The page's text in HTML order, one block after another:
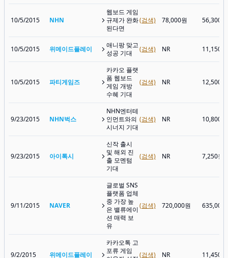
10/5/2015 NHN
웹보드 게임
규제가 완화
된다면
(검색) 78,000원 56,300원
10/5/2015 위메이드플레이
애니팡 맞고
성공 기대
(검색) NR 11,150원
10/5/2015 파티게임즈
카카오 플랫
폼 웹보드
게임 개방
수혜 기대
(검색) NR 12,500원
9/23/2015 NHN벅스
NHN엔터테
인먼트와의
시너지 기대
(검색) NR 10,800원
9/23/2015 아이톡시
신작 출시
및 해외 진
출 모멘텀
기대
(검색) NR 7,250원
9/11/2015 NAVER
글로벌 SNS
플랫폼 업체
중 가장 높
은 밸류에이
션 매력 보
유
(검색) 720,000원 635,000
9/2/2015 위메이드플레이
카카오톡 고
포류 게임
(검색) NR 11,450원